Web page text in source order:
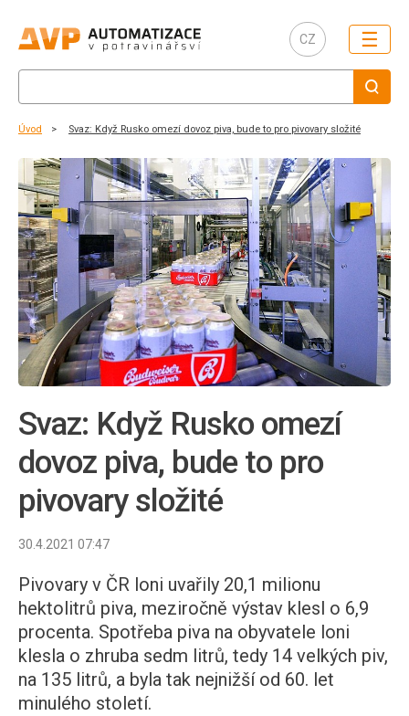
CZ ☰
Úvod Svaz: Když Rusko omezí dovoz piva, bude to pro pivovary složité
Svaz: Když Rusko omezí
dovoz piva, bude to pro
pivovary složité
30.4.2021 07:47
Pivovary v ČR loni uvařily 20,1 milionu
hektolitrů piva, meziročně výstav klesl o 6,9
procenta. Spotřeba piva na obyvatele loni
klesla o zhruba sedm litrů, tedy 14 velkých piv,
na 135 litrů, a byla tak nejnižší od 60. let
minulého století.